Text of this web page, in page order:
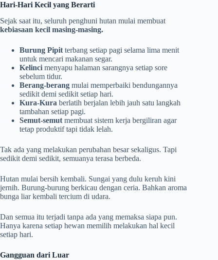
Hari-Hari Kecil yang Berarti
Sejak saat itu, seluruh penghuni hutan mulai membuat
kebiasaan kecil masing-masing.
Burung Pipit terbang setiap pagi selama lima menit
untuk mencari makanan segar.
Kelinci menyapu halaman sarangnya setiap sore
sebelum tidur.
Berang-berang mulai memperbaiki bendungannya
sedikit demi sedikit setiap hari.
Kura-Kura berlatih berjalan lebih jauh satu langkah
tambahan setiap pagi.
Semut-semut membuat sistem kerja bergiliran agar
tetap produktif tapi tidak lelah.
Tak ada yang melakukan perubahan besar sekaligus. Tapi
sedikit demi sedikit, semuanya terasa berbeda.
Hutan mulai bersih kembali. Sungai yang dulu keruh kini
jernih. Burung-burung berkicau dengan ceria. Bahkan aroma
bunga liar kembali tercium di udara.
Dan semua itu terjadi tanpa ada yang memaksa siapa pun.
Hanya karena setiap hewan memilih melakukan hal kecil
setiap hari.
Gangguan dari Luar